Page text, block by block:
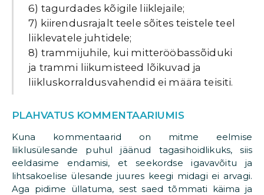
6) tagurdades kõigile liiklejaile;
7) kiirendusrajalt teele sõites teistele teel
liiklevatele juhtidele;
8) trammijuhile, kui mitterööbassõiduki
ja trammi liikumisteed lõikuvad ja
liikluskorraldusvahendid ei määra teisiti.
PLAHVATUS KOMMENTAARIUMIS
Kuna kommentaarid on mitme eelmise
liiklusülesande puhul jäänud tagasihoidlikuks, siis
eeldasime endamisi, et seekordse igavavõitu ja
lihtsakoelise ülesande juures keegi midagi ei arvagi.
Aga pidime üllatuma, sest saed tõmmati käima ja